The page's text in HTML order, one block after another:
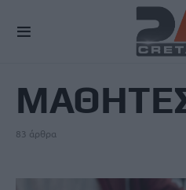
83 άρθρα